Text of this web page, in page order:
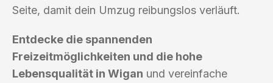
Seite, damit dein Umzug reibungslos verläuft.
Entdecke die spannenden
Freizeitmöglichkeiten und die hohe
Lebensqualität in Wigan und vereinfache